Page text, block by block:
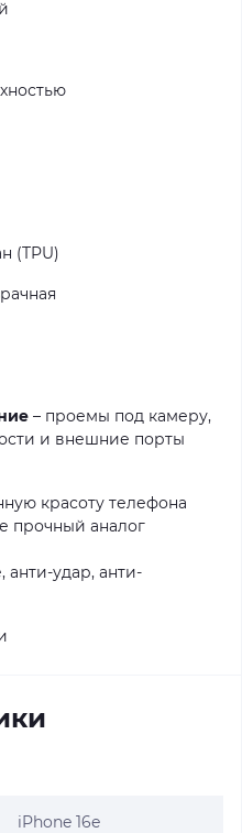
(TPU)
– проемы под камеру,
и внешние порты
красоту телефона
прочный аналог
анти-удар, анти-
iPhone 16e